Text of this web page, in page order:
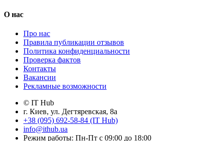
О нас
Про нас
Правила публикации отзывов
Политика конфиденциальности
Проверка фактов
Контакты
Вакансии
Рекламные возможности
© IT Hub
г. Киев, ул. Дегтяревская, 8а
+38 (095) 692-58-84 (IT Hub)
info@ithub.ua
Режим работы: Пн-Пт с 09:00 до 18:00